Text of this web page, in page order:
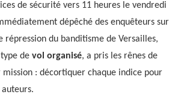
de sécurité vers 11 heures le vendredi
dépêché des enquêteurs sur
répression du banditisme de Versailles,
de vol organisé, a pris les rênes de
mission : décortiquer chaque indice pour
auteurs.